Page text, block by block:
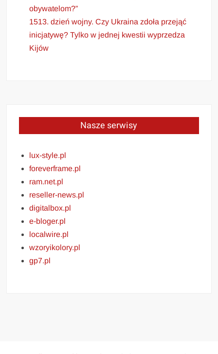
obywatelom?”
1513. dzień wojny. Czy Ukraina zdoła przejąć
inicjatywę? Tylko w jednej kwestii wyprzedza
Kijów
Nasze serwisy
lux-style.pl
foreverframe.pl
ram.net.pl
reseller-news.pl
digitalbox.pl
e-bloger.pl
localwire.pl
wzoryikolory.pl
gp7.pl